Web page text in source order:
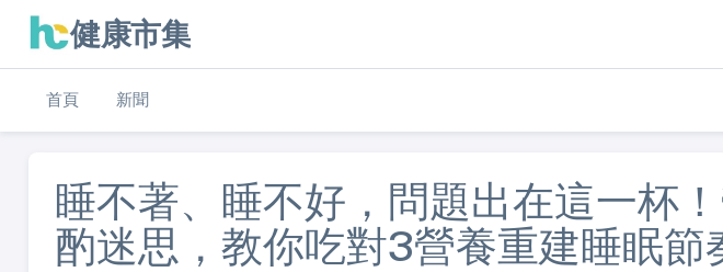
健康市集
首頁 新聞
睡不著、睡不好，問題出在這一杯
酌迷思，教你吃對3營養重建睡眠節